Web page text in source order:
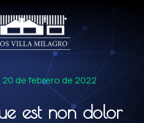
20 de febrero de 2022
est non dolor